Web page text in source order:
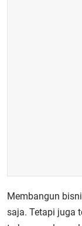
Membangun
saja. Tetapi juga